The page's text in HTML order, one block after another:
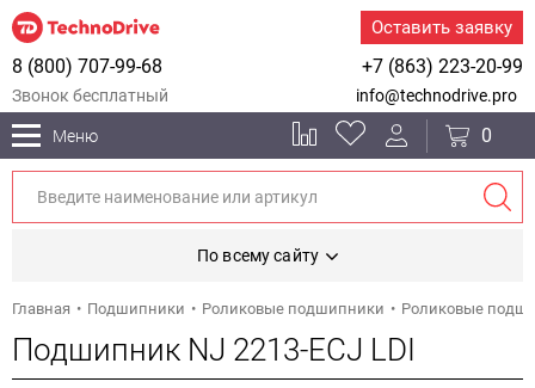
Оставить заявку
+7 (863) 223-20-99
8 (800) 707-99-68
Звонок бесплатный info@technodrive.pro
Меню 0
По всему сайту
Главная Подшипники Роликовые подшипники Роликовые
Подшипник NJ 2213-ECJ LDI